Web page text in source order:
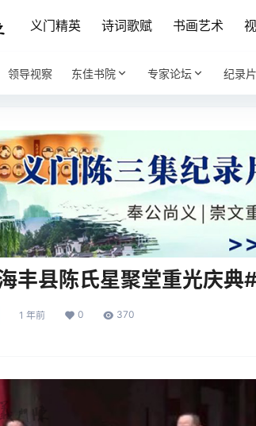
义门精英 诗词歌赋 书画艺术
领导视察 东佳书院 专家论坛 纪录片
丰县陈氏星聚堂重光庆典
1 年前 0 370